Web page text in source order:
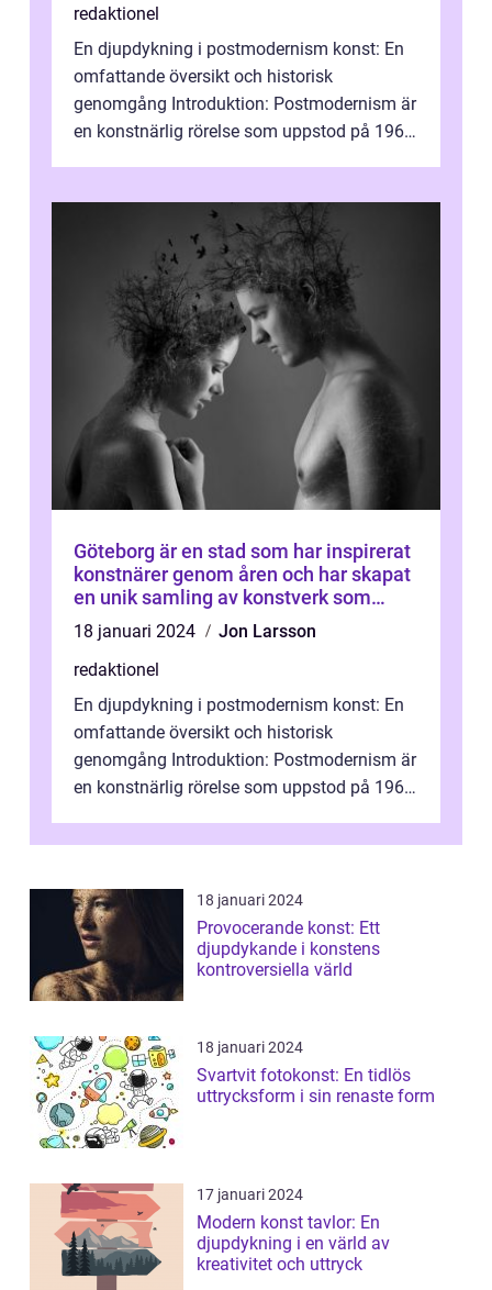
redaktionel
En djupdykning i postmodernism konst: En
omfattande översikt och historisk
genomgång Introduktion: Postmodernism är
en konstnärlig rörelse som uppstod på 1960-
Göteborg är en stad som har inspirerat
konstnärer genom åren och har skapat
en unik samling av konstverk som
representerar staden
18 januari 2024
Jon Larsson
redaktionel
En djupdykning i postmodernism konst: En
omfattande översikt och historisk
genomgång Introduktion: Postmodernism är
en konstnärlig rörelse som uppstod på 1960-
18 januari 2024
Provocerande konst: Ett
djupdykande i konstens
kontroversiella värld
18 januari 2024
Svartvit fotokonst: En tidlös
uttrycksform i sin renaste form
17 januari 2024
Modern konst tavlor: En
djupdykning i en värld av
kreativitet och uttryck